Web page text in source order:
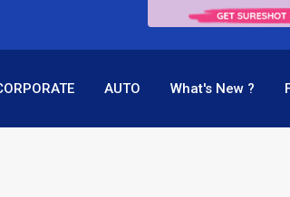
AUTO What's New ?